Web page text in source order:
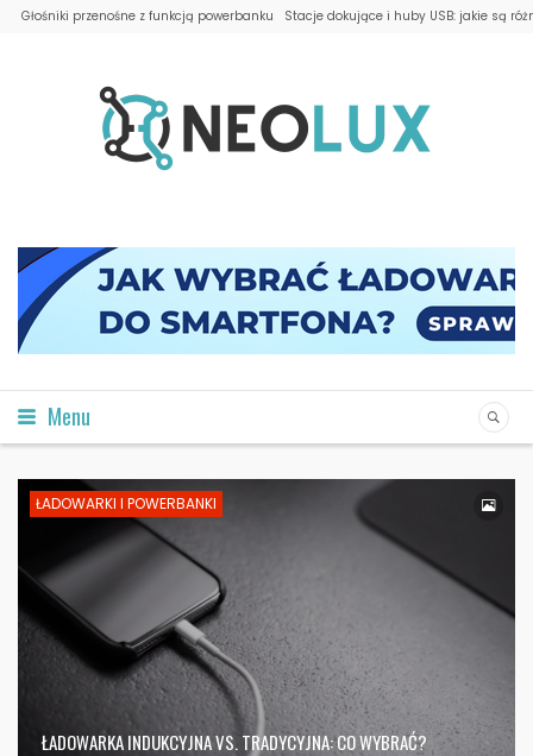
Głośniki przenośne z funkcją powerbanku Stacje dokujące i huby USB: jakie są
Menu
ŁADOWARKI I POWERBANKI
ŁADOWARKA INDUKCYJNA VS. TRADYCYJNA: CO WYBRAĆ?